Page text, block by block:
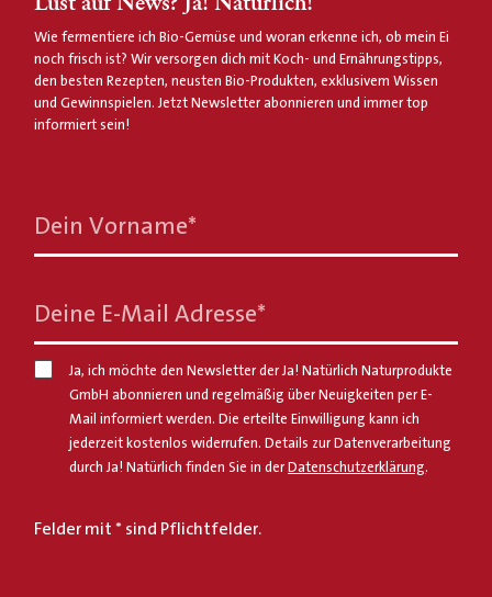
Wie fermentiere ich Bio-Gemüse und woran erkenne ich, ob mein Ei
noch frisch ist? Wir versorgen dich mit Koch- und Ernährungstipps,
den besten Rezepten, neusten Bio-Produkten, exklusivem Wissen
und Gewinnspielen. Jetzt Newsletter abonnieren und immer top
informiert sein!
Dein Vorname*
Deine E-Mail Adresse*
Ja, ich möchte den Newsletter der Ja! Natürlich Naturprodukte
GmbH abonnieren und regelmäßig über Neuigkeiten per E-
Mail informiert werden. Die erteilte Einwilligung kann ich
jederzeit kostenlos widerrufen. Details zur Datenverarbeitung
durch Ja! Natürlich finden Sie in derDatenschutzerklärung.
Felder mit * sind Pflichtfelder.